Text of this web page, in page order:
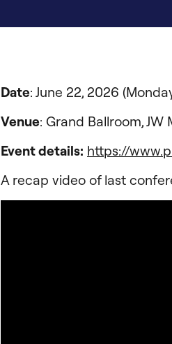
Date: June 22, 2026
Venue: Grand Ballroom,
Event details: https://
A recap video of last